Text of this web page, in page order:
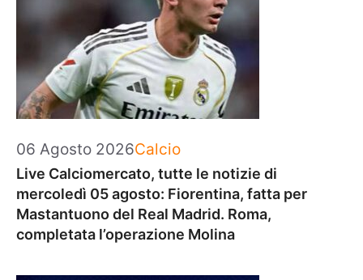
06 Agosto 2026Categorie
Calcio
Live Calciomercato, tutte le notizie di
mercoledì 05 agosto: Fiorentina, fatta per
Mastantuono del Real Madrid. Roma,
completata l’operazione Molina